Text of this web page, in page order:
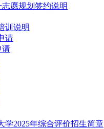
愿规划签约说明
训说明
请
请
学2025年综合评价招生简章